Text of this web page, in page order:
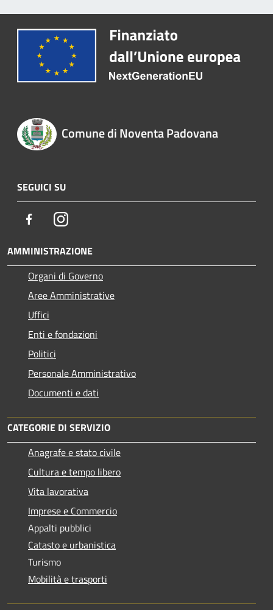
Comune di Noventa Padovana
SEGUICI SU
FacebookInstagram
AMMINISTRAZIONE
Organi di Governo
Aree Amministrative
Uffici
Enti e fondazioni
Politici
Personale Amministrativo
Documenti e dati
CATEGORIE DI SERVIZIO
Anagrafe e stato civile
Cultura e tempo libero
Vita lavorativa
Imprese e Commercio
Appalti pubblici
Catasto e urbanistica
Turismo
Mobilità e trasporti